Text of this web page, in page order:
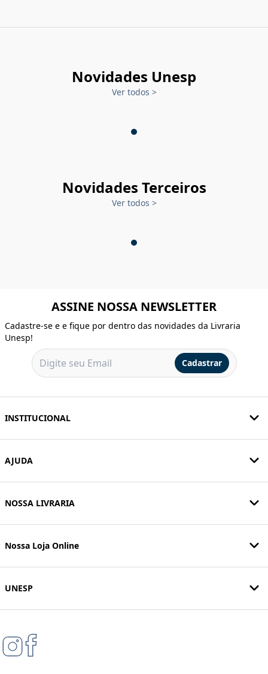
Novidades Unesp
Ver todos >
Novidades Terceiros
Ver todos >
ASSINE NOSSA NEWSLETTER
Cadastre-se e e fique por dentro das novidades da Livraria
Unesp!
Cadastrar
INSTITUCIONAL
AJUDA
NOSSA LIVRARIA
Nossa Loja Online
UNESP